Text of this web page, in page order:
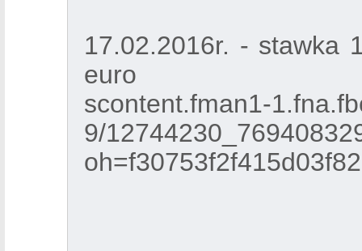
17.02.2016r. - stawka
euro
scontent.fman1-
9/